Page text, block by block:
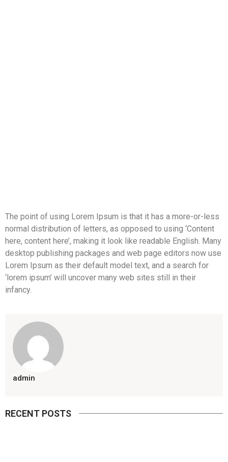
The point of using Lorem Ipsum is that it has a more-or-less
normal distribution of letters, as opposed to using ‘Content
here, content here’, making it look like readable English. Many
desktop publishing packages and web page editors now use
Lorem Ipsum as their default model text, and a search for
‘lorem ipsum’ will uncover many web sites still in their
infancy.
admin
RECENT POSTS